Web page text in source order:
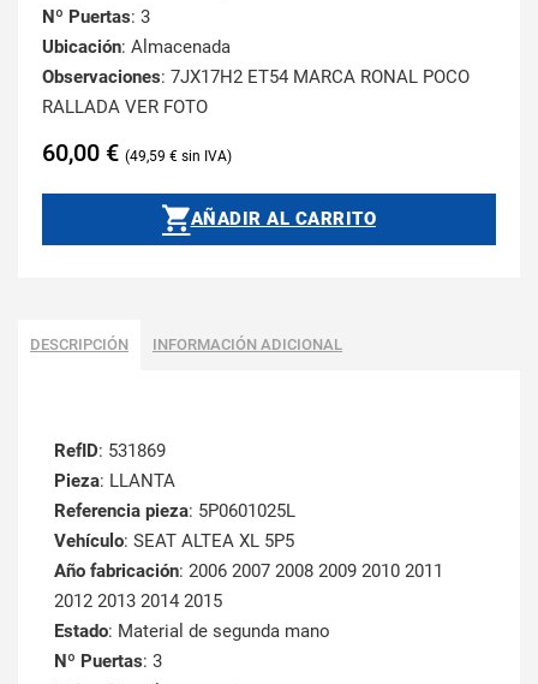
Nº Puertas: 3
Ubicación: Almacenada
Observaciones: 7JX17H2 ET54 MARCA RONAL POCO
RALLADA VER FOTO
60,00 € 49,59 €
AÑADIR AL CARRITO
DESCRIPCIÓN INFORMACIÓN ADICIONAL
RefID: 531869
Pieza: LLANTA
Referencia pieza: 5P0601025L
Vehículo: SEAT ALTEA XL 5P5
Año fabricación: 2006 2007 2008 2009 2010 2011
2012 2013 2014 2015
Estado: Material de segunda mano
Nº Puertas: 3